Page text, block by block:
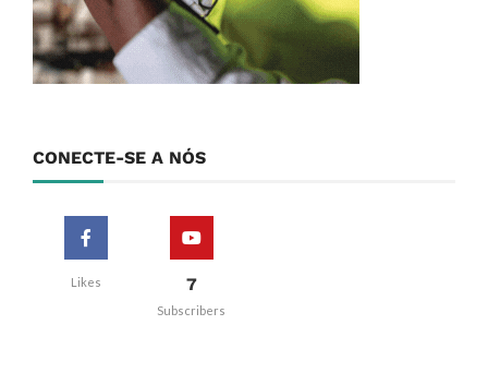
CONECTE-SE A NÓS
Likes 7
Subscribers